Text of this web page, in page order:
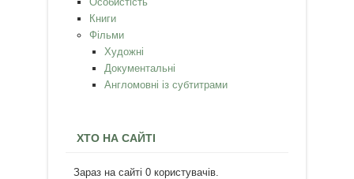
Книги
Фільми
Художні
Документальні
Англомовні із субтитрами
ХТО НА САЙТІ
Зараз на сайті 0 користувачів.